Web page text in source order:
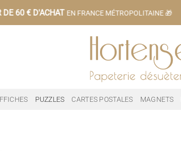
60 € D'ACHATEN FRANCE MÉTROPOLITAINE 🎁
PUZZLES CARTES POSTALES MAGNETS